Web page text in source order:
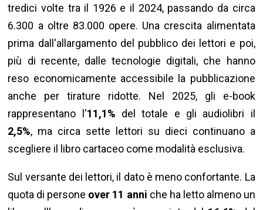
tredici volte tra il 1926 e il 2024, passando da circa
6.300 a oltre 83.000 opere. Una crescita alimentata
prima dall'allargamento del pubblico dei lettori e poi,
più di recente, dalle tecnologie digitali, che hanno
reso economicamente accessibile la pubblicazione
anche per tirature ridotte. Nel 2025, gli e-book
rappresentano l'11,1% del totale e gli audiolibri il
2,5%, ma circa sette lettori su dieci continuano a
scegliere il libro cartaceo come modalità esclusiva.
Sul versante dei lettori, il dato è meno confortante. La
quota di persone over 11 anni che ha letto almeno un